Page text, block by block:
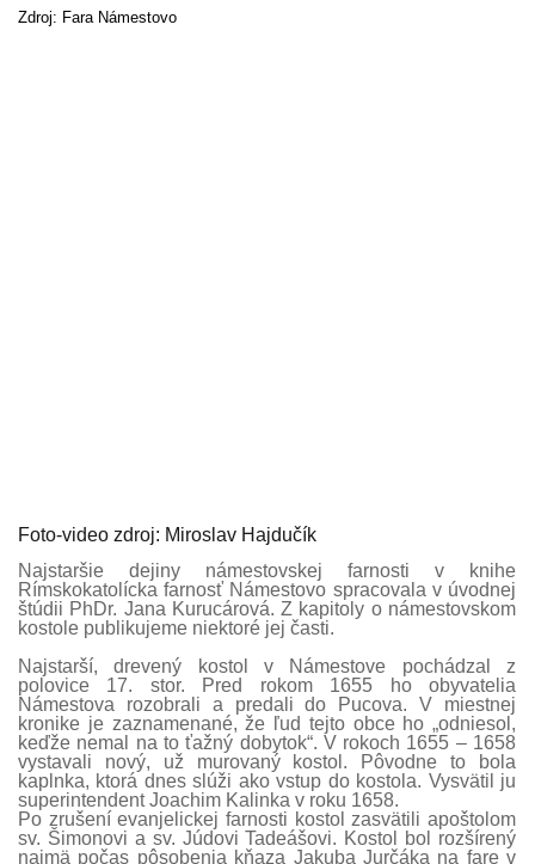
Zdroj: Fara Námestovo
Foto-video zdroj: Miroslav Hajdučík
Najstaršie dejiny námestovskej farnosti v knihe
Rímskokatolícka farnosť Námestovo spracovala v úvodnej
štúdii PhDr. Jana Kurucárová. Z kapitoly o námestovskom
kostole publikujeme niektoré jej časti.
Najstarší, drevený kostol v Námestove pochádzal z
polovice 17. stor. Pred rokom 1655 ho obyvatelia
Námestova rozobrali a predali do Pucova. V miestnej
kronike je zaznamenané, že ľud tejto obce ho „odniesol,
keďže nemal na to ťažný dobytok“. V rokoch 1655 – 1658
vystavali nový, už murovaný kostol. Pôvodne to bola
kaplnka, ktorá dnes slúži ako vstup do kostola. Vysvätil ju
superintendent Joachim Kalinka v roku 1658.
Po zrušení evanjelickej farnosti kostol zasvätili apoštolom
sv. Šimonovi a sv. Júdovi Tadeášovi. Kostol bol rozšírený
najmä počas pôsobenia kňaza Jakuba Jurčáka na fare v